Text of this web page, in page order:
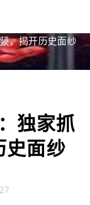
，揭开历史面纱
独家抓
史面纱